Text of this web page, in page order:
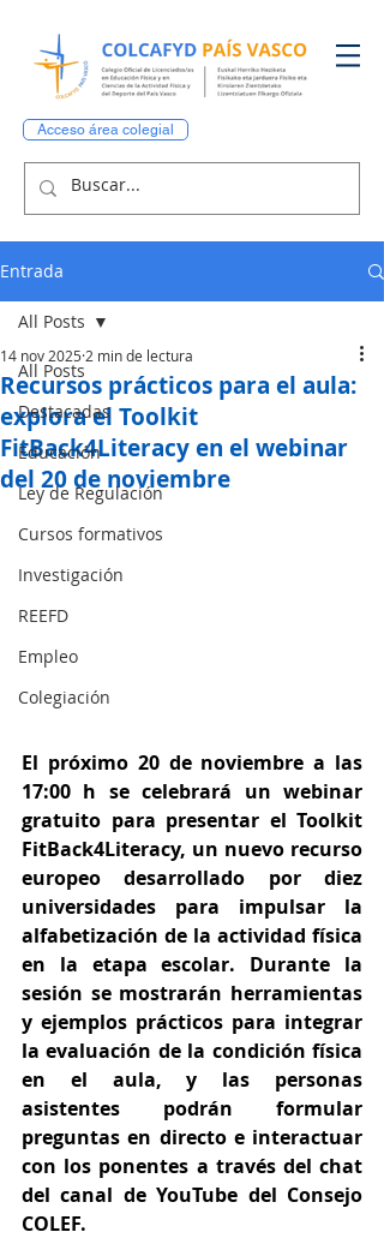
Acceso área colegial
Entrada
All Posts
Destacadas
Educación
Ley de Regulación
Cursos formativos
Investigación
REEFD
Empleo
Colegiación
All Posts
Recursos prácticos para el aula:
explora el Toolkit
FitBack4Literacy en el webinar
del 20 de noviembre
14 nov 2025 2 min de lectura
El próximo 20 de noviembre a las
17:00 h se celebrará un webinar
gratuito para presentar el Toolkit
FitBack4Literacy, un nuevo recurso
europeo desarrollado por diez
universidades para impulsar la
alfabetización de la actividad física
en la etapa escolar. Durante la
sesión se mostrarán herramientas
y ejemplos prácticos para integrar
la evaluación de la condición física
en el aula, y las personas
asistentes podrán formular
preguntas en directo e interactuar
con los ponentes a través del chat
del canal de YouTube del Consejo
COLEF.